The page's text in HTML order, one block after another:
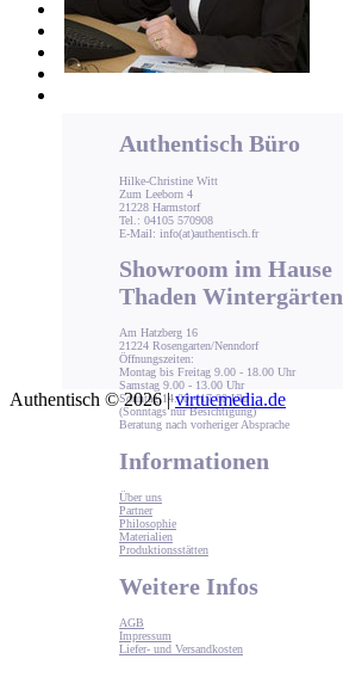
Authentisch Büro
Hilke-Christine Witt
Zum Leeborn 4
21228 Harmstorf
Tel.: 04105 570908
E-Mail: info(at)authentisch.fr
Showroom im Hause
Thaden Wintergärten
Am Hatzberg 16
21224 Rosengarten/Nenndorf
Öffnungszeiten:
Montag bis Freitag 9.00 - 18.00 Uhr
Samstag 9.00 - 13.00 Uhr
Sonntag 14.00 - 17.00 Uhr
(Sonntags nur Besichtigung)
Beratung nach vorheriger Absprache
Informationen
Über uns
Partner
Philosophie
Materialien
Produktionsstätten
Weitere Infos
AGB
Impressum
Liefer- und Versandkosten
Authentisch © 2026 |virtuemedia.de